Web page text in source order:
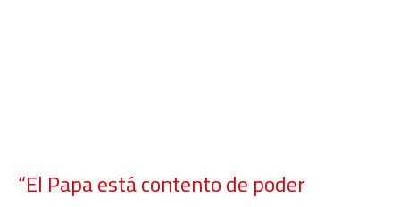
“El Papa está contento de poder